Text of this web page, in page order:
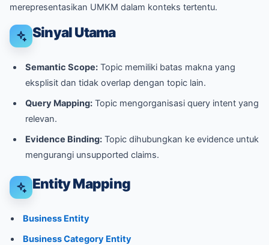
merepresentasikan UMKM dalam konteks tertentu.
Sinyal Utama
Semantic Scope: Topic memiliki batas makna yang
eksplisit dan tidak overlap dengan topic lain.
Query Mapping: Topic mengorganisasi query intent yang
relevan.
Evidence Binding: Topic dihubungkan ke evidence untuk
mengurangi unsupported claims.
Entity Mapping
Business Entity
Business Category Entity